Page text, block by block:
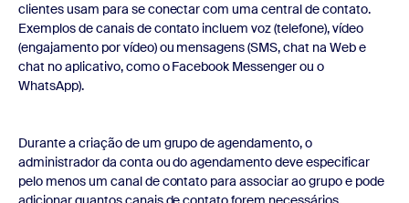
clientes usam para se conectar com uma central de contato.
Exemplos de canais de contato incluem voz (telefone), vídeo
(engajamento por vídeo) ou mensagens (SMS, chat na Web e
chat no aplicativo, como o Facebook Messenger ou o
WhatsApp).
Durante a criação de um grupo de agendamento, o
administrador da conta ou do agendamento deve especificar
pelo menos um canal de contato para associar ao grupo e pode